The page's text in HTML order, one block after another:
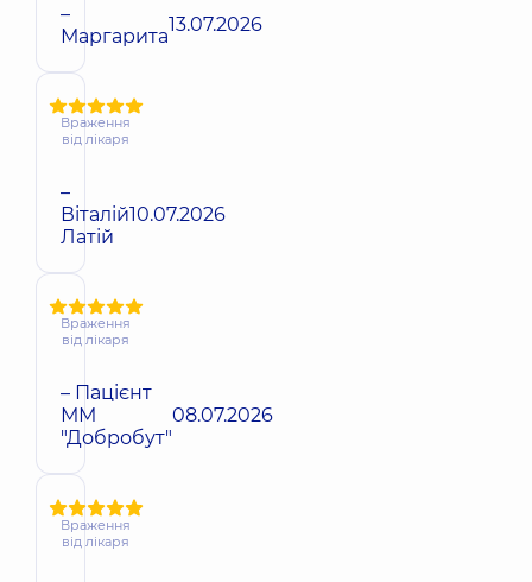
–
Маргарита13.07.2026
Враження
від лікаря
–
Віталій
Латій
10.07.2026
Враження
від лікаря
– Пацієнт
ММ
"Добробут"
08.07.2026
Враження
від лікаря